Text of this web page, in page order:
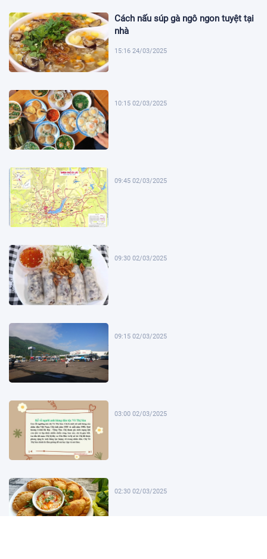
Cách nấu súp gà ngô ngon tuyệt tại
nhà
15:16 24/03/2025
10:15 02/03/2025
09:45 02/03/2025
09:30 02/03/2025
09:15 02/03/2025
03:00 02/03/2025
02:30 02/03/2025